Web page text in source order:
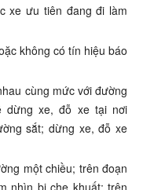
xe ưu tiên đang đi làm
không có tín hiệu báo
cùng mức với đường
dừng xe, đỗ xe tại nơi
sắt; dừng xe, đỗ xe
một chiều; trên đoạn
nhìn bị che khuất; trên